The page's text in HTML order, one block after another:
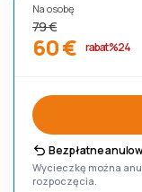
Na osobę
79 €
60 € rabat %24
Bezpłatne
Wycieczkę można
rozpoczęcia.